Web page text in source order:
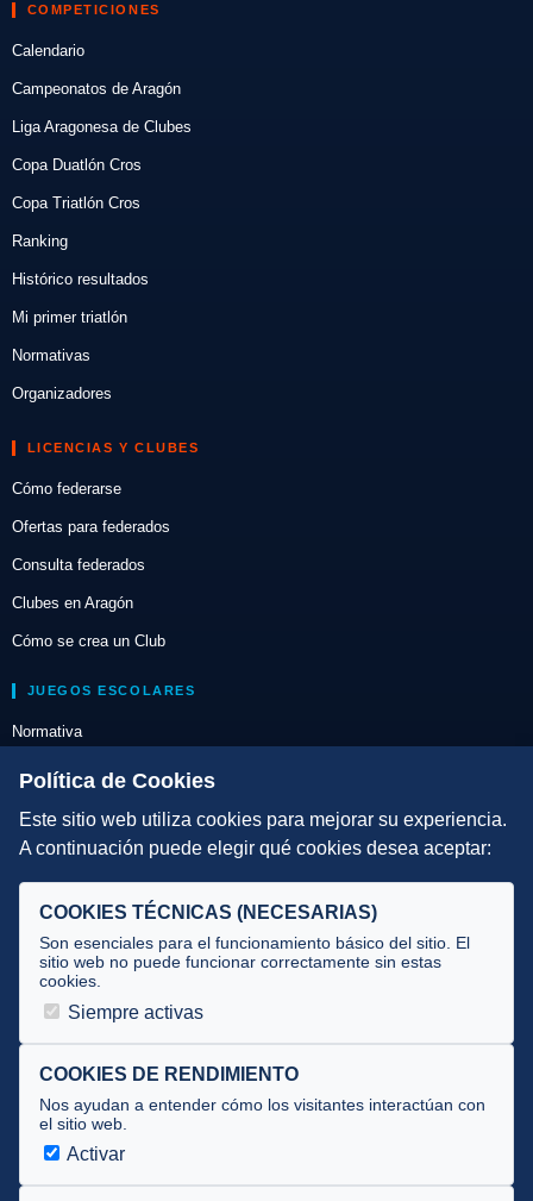
COMPETICIONES
Calendario
Campeonatos de Aragón
Liga Aragonesa de Clubes
Copa Duatlón Cros
Copa Triatlón Cros
Ranking
Histórico resultados
Mi primer triatlón
Normativas
Organizadores
LICENCIAS Y CLUBES
Cómo federarse
Ofertas para federados
Consulta federados
Clubes en Aragón
Cómo se crea un Club
JUEGOS ESCOLARES
Normativa
Escuelas de Triatlón
DIRECCIÓN TÉCNICA
Selecciones
Tecnificación
JUECES Y OFICIALES
Documentos
Cursos
Circulares oficiales
Convocatorias y Equipaciones
Política de Cookies
Este sitio web utiliza cookies para mejorar su experiencia.
A continuación puede elegir qué cookies desea aceptar:
COOKIES TÉCNICAS (NECESARIAS)
Son esenciales para el funcionamiento básico del sitio. El
sitio web no puede funcionar correctamente sin estas
cookies.
Siempre activas
COOKIES DE RENDIMIENTO
Nos ayudan a entender cómo los visitantes interactúan con
el sitio web.
Activar